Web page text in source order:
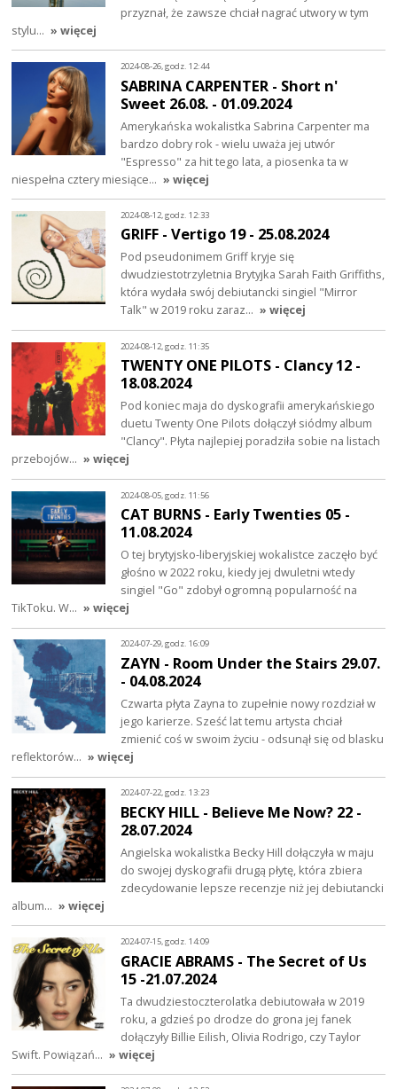
przyznał, że zawsze chciał nagrać utwory w tym
stylu… » więcej
2024-08-26, godz. 12:44
SABRINA CARPENTER - Short n'
Sweet 26.08. - 01.09.2024
Amerykańska wokalistka Sabrina Carpenter ma
bardzo dobry rok - wielu uważa jej utwór
"Espresso" za hit tego lata, a piosenka ta w
niespełna cztery miesiące… » więcej
2024-08-12, godz. 12:33
GRIFF - Vertigo 19 - 25.08.2024
Pod pseudonimem Griff kryje się
dwudziestotrzyletnia Brytyjka Sarah Faith Griffiths,
która wydała swój debiutancki singiel "Mirror
Talk" w 2019 roku zaraz… » więcej
2024-08-12, godz. 11:35
TWENTY ONE PILOTS - Clancy 12 -
18.08.2024
Pod koniec maja do dyskografii amerykańskiego
duetu Twenty One Pilots dołączył siódmy album
"Clancy". Płyta najlepiej poradziła sobie na listach
przebojów… » więcej
2024-08-05, godz. 11:56
CAT BURNS - Early Twenties 05 -
11.08.2024
O tej brytyjsko-liberyjskiej wokalistce zaczęło być
głośno w 2022 roku, kiedy jej dwuletni wtedy
singiel "Go" zdobył ogromną popularność na
TikToku. W… » więcej
2024-07-29, godz. 16:09
ZAYN - Room Under the Stairs 29.07.
- 04.08.2024
Czwarta płyta Zayna to zupełnie nowy rozdział w
jego karierze. Sześć lat temu artysta chciał
zmienić coś w swoim życiu - odsunął się od blasku
reflektorów… » więcej
2024-07-22, godz. 13:23
BECKY HILL - Believe Me Now? 22 -
28.07.2024
Angielska wokalistka Becky Hill dołączyła w maju
do swojej dyskografii drugą płytę, która zbiera
zdecydowanie lepsze recenzje niż jej debiutancki
album… » więcej
2024-07-15, godz. 14:09
GRACIE ABRAMS - The Secret of Us
15 -21.07.2024
Ta dwudziestoczterolatka debiutowała w 2019
roku, a gdzieś po drodze do grona jej fanek
dołączyły Billie Eilish, Olivia Rodrigo, czy Taylor
Swift. Powiązań… » więcej